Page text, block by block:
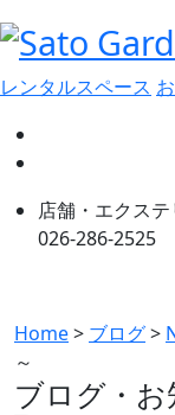
レンタルスペース
店舗・エクステ
026-286-2525
Home> ブログ>
～
ブログ・お